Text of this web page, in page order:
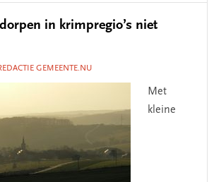
in krimpregio’s niet
GEMEENTE.NU
Met
kleine